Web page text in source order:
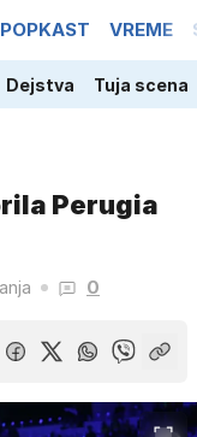
POPKAST VREME
Dejstva Tuja scena
Perugia
0